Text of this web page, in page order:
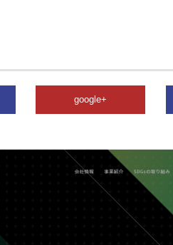
google+